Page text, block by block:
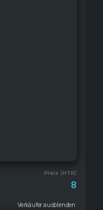
Preis (HTR)
8
Verkäufer ausblenden